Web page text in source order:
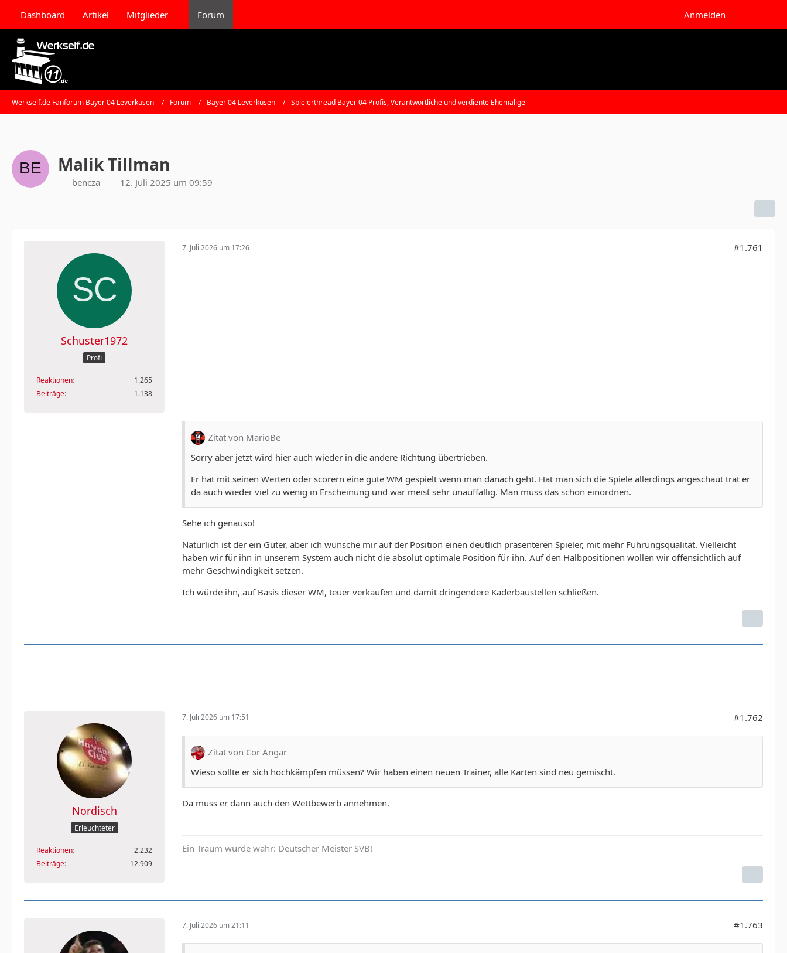
Dashboard Artikel Mitglieder Forum Anmelden
Werkself.de Fanforum Bayer 04 Leverkusen Forum Bayer 04 Leverkusen Spielerthread Bayer 04 Profis, Verantwortliche und verdiente Ehemalige
Malik Tillman
bencza 12. Juli 2025 um 09:59
Schuster1972
Profi
Reaktionen
1.265
Beiträge
1.138
7. Juli 2026 um 17:26 #1.761
Zitat von MarioBe
Sorry aber jetzt wird hier auch wieder in die andere Richtung übertrieben.
Er hat mit seinen Werten oder scorern eine gute WM gespielt wenn man danach geht. Hat man sich die Spiele allerdings angeschaut trat er
da auch wieder viel zu wenig in Erscheinung und war meist sehr unauffällig. Man muss das schon einordnen.
Sehe ich genauso!
Natürlich ist der ein Guter, aber ich wünsche mir auf der Position einen deutlich präsenteren Spieler, mit mehr Führungsqualität. Vielleicht
haben wir für ihn in unserem System auch nicht die absolut optimale Position für ihn. Auf den Halbpositionen wollen wir offensichtlich auf
mehr Geschwindigkeit setzen.
Ich würde ihn, auf Basis dieser WM, teuer verkaufen und damit dringendere Kaderbaustellen schließen.
Nordisch
Erleuchteter
Reaktionen
2.232
Beiträge
12.909
7. Juli 2026 um 17:51 #1.762
Zitat von Cor Angar
Wieso sollte er sich hochkämpfen müssen? Wir haben einen neuen Trainer, alle Karten sind neu gemischt.
Da muss er dann auch den Wettbewerb annehmen.
Ein Traum wurde wahr: Deutscher Meister SVB!
7. Juli 2026 um 21:11 #1.763